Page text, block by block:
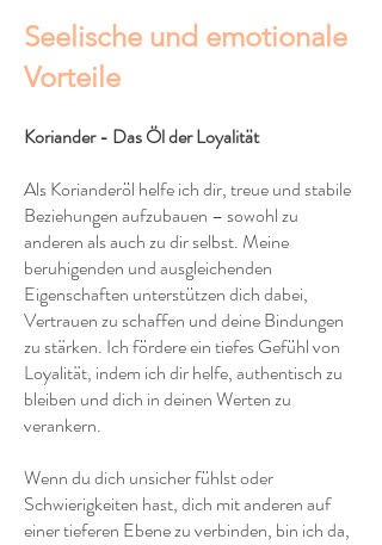
Seelische und emotionale
Vorteile
Koriander - Das Öl der Loyalität
Als Korianderöl helfe ich dir, treue und stabile
Beziehungen aufzubauen – sowohl zu
anderen als auch zu dir selbst. Meine
beruhigenden und ausgleichenden
Eigenschaften unterstützen dich dabei,
Vertrauen zu schaffen und deine Bindungen
zu stärken. Ich fördere ein tiefes Gefühl von
Loyalität, indem ich dir helfe, authentisch zu
bleiben und dich in deinen Werten zu
verankern.
Wenn du dich unsicher fühlst oder
Schwierigkeiten hast, dich mit anderen auf
einer tieferen Ebene zu verbinden, bin ich da,